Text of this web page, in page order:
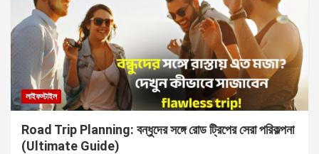
লাইফস্টাইল
Road Trip Planning: বন্ধুদের সঙ্গে রোড ট্রিপের সেরা পরিকল্পনা
(Ultimate Guide)